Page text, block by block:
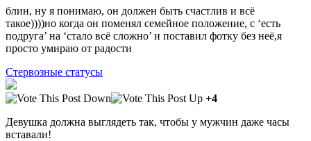
блин, ну я понимаю, он должен быть счастлив и всё
такое))))но когда он поменял семейное положение, с ‘есть
подруга’ на ‘стало всё сложно’ и поставил фотку без неё,я
просто умираю от радости
Стервозные статусы
+4
Девушка должна выглядеть так, чтобы у мужчин даже часы
вставали!